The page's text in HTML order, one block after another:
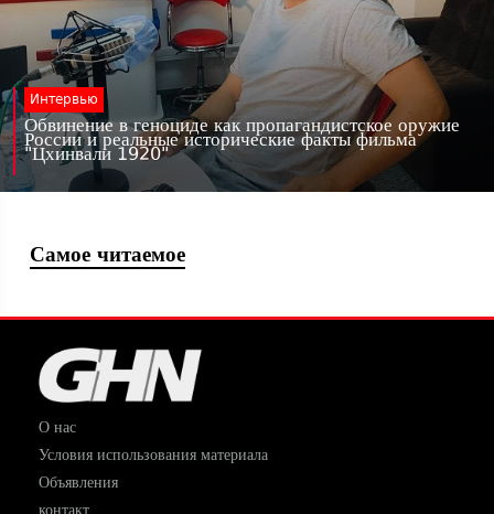
Интервью
Обвинение в геноциде как пропагандистское оружие
России и реальные исторические факты фильма
"Цхинвали 1920"
Самое читаемое
О нас
Условия использования материала
Объявления
контакт